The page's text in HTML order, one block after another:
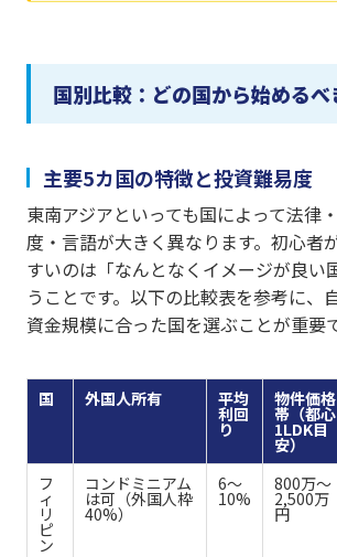
国別比較：どの国から始めるべ
主要5カ国の特徴と投資難易度
東南アジアといっても国によって法律
度・言語が大きく異なります。初心者
すいのは「なんとなくイメージが良い
うことです。以下の比較表を参考に、
資金規模に合った国を選ぶことが重要で
国 外国人所有 平均
利回
り
物件価格
帯（都心
1LDK目
安）
フ
ィ
リ
ピ
ン
コンドミニアム
は可（外国人枠
40%）
6〜
10%
800万〜
2,500万
円